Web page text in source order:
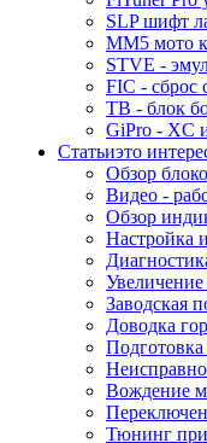
SLP шифт
MM5 мото
STVE -
FIC -
TB - блок
GiPro - XC
Статьиэто
Обзор
Видео -
Обзор
Настройка
Заводская
Доводка
Вождение
Тюнинг